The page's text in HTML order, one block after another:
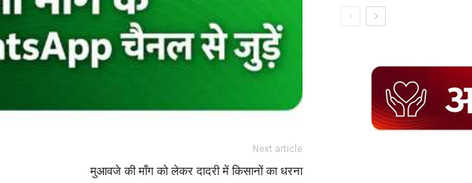
Next article
मुआवजे की माँग को लेकर दादरी में किसानों का धरना